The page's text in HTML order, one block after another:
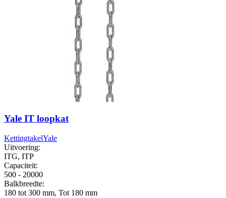
Yale IT loopkat
KettingtakelYale
Uitvoering:
ITG, ITP
Capaciteit:
500 - 20000
Balkbreedte:
180 tot 300 mm, Tot 180 mm